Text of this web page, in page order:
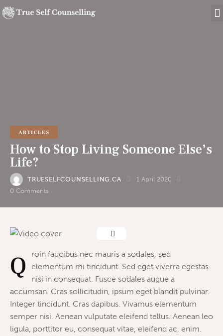
ARTICLES
How to Stop Living Someone Else’s
Life?
TRUESELFCOUNSELLING.CA
1 April 2020
0 Comments
Q
roin faucibus nec mauris a sodales, sed
elementum mi tincidunt. Sed eget viverra egestas
nisi in consequat. Fusce sodales augue a
accumsan. Cras sollicitudin, ipsum eget blandit pulvinar.
Integer tincidunt. Cras dapibus. Vivamus elementum
semper nisi. Aenean vulputate eleifend tellus. Aenean leo
ligula, porttitor eu, consequat vitae, eleifend ac, enim.